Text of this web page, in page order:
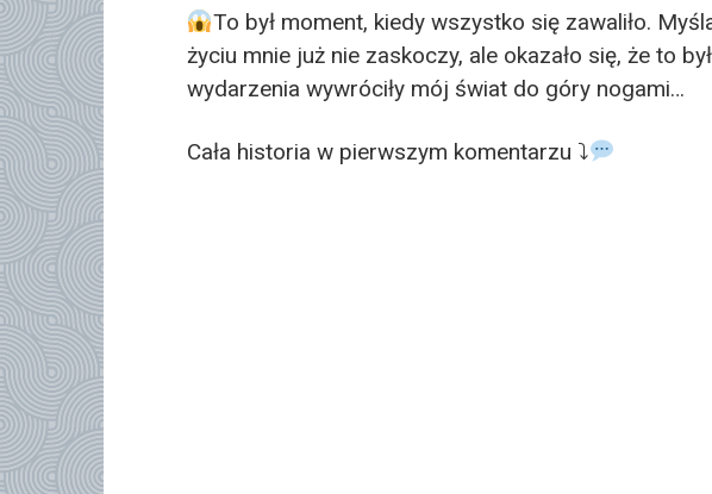
To był moment, kiedy wszystko się zawaliło.
życiu mnie już nie zaskoczy, ale okazało się, że to
wydarzenia wywróciły mój świat do góry nogami…
Cała historia w pierwszym komentarzu ⤵